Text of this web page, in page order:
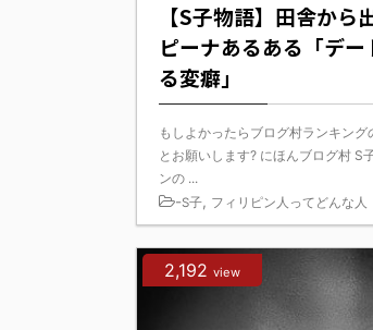
【S子物語】田舎から
ピーナあるある「デ
る変癖」
もしよかったらブログ村ランキング
とお願いします? にほんブログ村 S
ンの ...
-S子, フィリピン人ってどんな人
2,192 view